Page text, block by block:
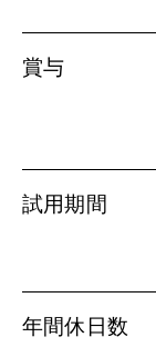
賞与
試用期間
年間休日数